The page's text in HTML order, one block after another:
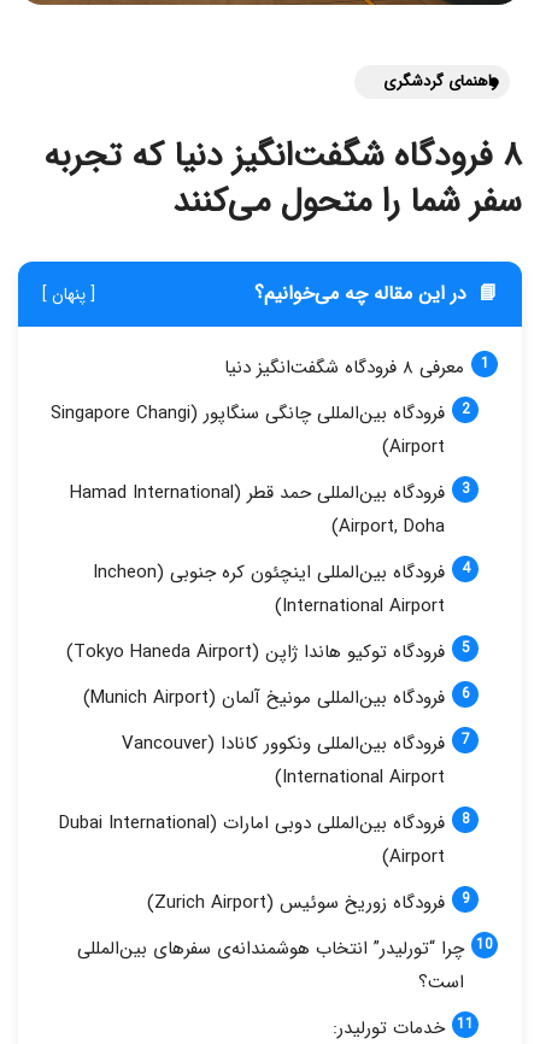
راهنمای گردشگری
۸ فرودگاه شگفت‌انگیز دنیا که تجربه
سفر شما را متحول می‌کنند
📘 در این مقاله چه می‌خوانیم؟ [ پنهان ]
معرفی ۸ فرودگاه شگفت‌انگیز دنیا
فرودگاه بین‌المللی چانگی سنگاپور (Singapore Changi
Airport)
فرودگاه بین‌المللی حمد قطر (Hamad International
Airport, Doha)
فرودگاه بین‌المللی اینچئون کره جنوبی (Incheon
International Airport)
فرودگاه توکیو هاندا ژاپن (Tokyo Haneda Airport)
فرودگاه بین‌المللی مونیخ آلمان (Munich Airport)
فرودگاه بین‌المللی ونکوور کانادا (Vancouver
International Airport)
فرودگاه بین‌المللی دوبی امارات (Dubai International
Airport)
فرودگاه زوریخ سوئیس (Zurich Airport)
چرا “تورلیدر” انتخاب هوشمندانه‌ی سفرهای بین‌المللی
است؟
خدمات تورلیدر: